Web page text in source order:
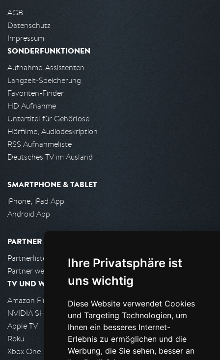
Ihre Privatsphäre ist
uns wichtig
Diese Website verwendet Cookies
und Targeting Technologien, um
Ihnen ein besseres Internet-
Erlebnis zu ermöglichen und die
Werbung, die Sie sehen, besser an
AGB
Datenschutz
Impressum
SONDERFUNKTIONEN
Aufnahme-Assistenten
Langzeit-Speicherung
Favoriten-Finder
HD Aufnahme
Untertitel für Gehörlose
Hörfilme, Audiodeskription
RSS Aufnahmeliste
Deutsches TV im Ausland
SMARTPHONE & TABLET
iPhone, iPad App
Android App
PARTNER
Partnerliste
Partner werden
TV UND WOHNZIMMER
Amazon FireTV
NVIDIA SHIELD, Google TV
Apple TV
Roku
Xbox One